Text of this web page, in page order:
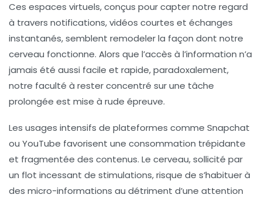
Ces espaces virtuels, conçus pour capter notre regard
à travers notifications, vidéos courtes et échanges
instantanés, semblent remodeler la façon dont notre
cerveau fonctionne. Alors que l’accès à l’information n’a
jamais été aussi facile et rapide, paradoxalement,
notre faculté à rester concentré sur une tâche
prolongée est mise à rude épreuve.
Les usages intensifs de plateformes comme Snapchat
ou YouTube favorisent une consommation trépidante
et fragmentée des contenus. Le cerveau, sollicité par
un flot incessant de stimulations, risque de s’habituer à
des micro-informations au détriment d’une attention